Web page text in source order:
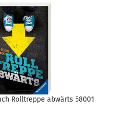
Rolltreppe abwärts 58001